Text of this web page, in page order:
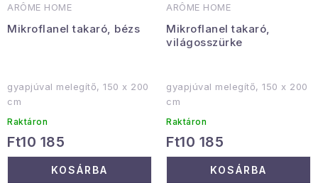
ARÔME HOME
Mikroflanel takaró, bézs
gyapjúval melegítő, 150 x 200
cm
Raktáron
Ft10 185
KOSÁRBA
ARÔME HOME
Mikroflanel takaró,
világosszürke
gyapjúval melegítő, 150 x 200
cm
Raktáron
Ft10 185
KOSÁRBA